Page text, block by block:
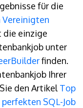
für die
Vereinigten
die einzige
unter
finden.
Ihrer
den Artikel Top
SQL-Job